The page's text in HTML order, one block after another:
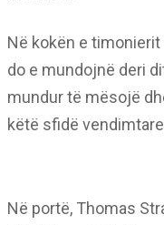
Në kokën e
do e mundojnë deri
mundur të mësojë
këtë sfidë
Në portë, Thomas